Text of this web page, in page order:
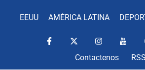
EEUU AMÉRICA LATINA
Contactenos RSS